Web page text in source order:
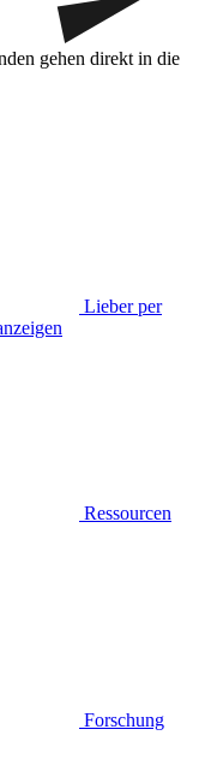
gehen direkt in die
Lieber per
Ressourcen
Forschung